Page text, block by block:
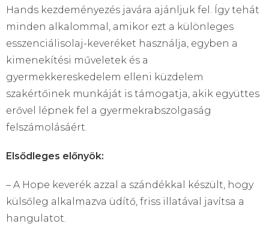
Hands kezdeményezés javára ajánljuk fel. Így tehát
minden alkalommal, amikor ezt a különleges
esszenciálisolaj-keveréket használja, egyben a
kimenekítési műveletek és a
gyermekkereskedelem elleni küzdelem
szakértőinek munkáját is támogatja, akik együttes
erővel lépnek fel a gyermekrabszolgaság
felszámolásáért.
Elsődleges előnyök:
– A Hope keverék azzal a szándékkal készült, hogy
külsőleg alkalmazva üdítő, friss illatával javítsa a
hangulatot.